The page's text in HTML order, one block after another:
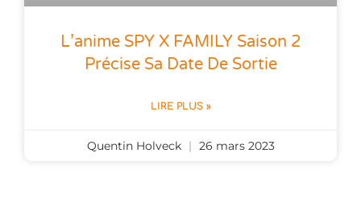
L’anime SPY X FAMILY Saison 2
Précise Sa Date De Sortie
LIRE PLUS »
Quentin Holveck 26 mars 2023